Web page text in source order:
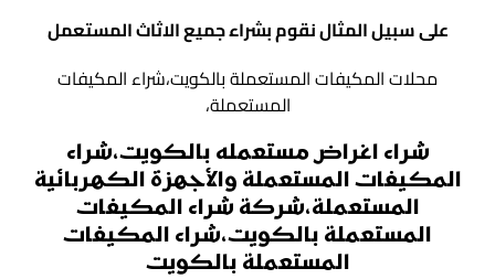
على سبيل المثال نقوم بشراء جميع الاثاث المستعمل
محلات المكيفات المستعملة بالكويت،شراء المكيفات
المستعملة،
شراء اغراض مستعمله بالكويت،شراء
المكيفات المستعملة والأجهزة الكهربائية
المستعملة،شركة شراء المكيفات
المستعملة بالكويت،شراء المكيفات
المستعملة بالكويت